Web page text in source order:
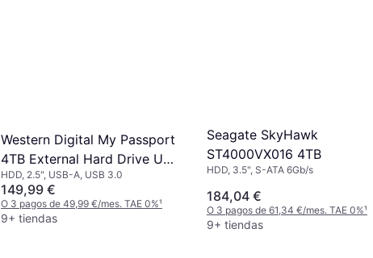
Western Digital My Passport
4TB External Hard Drive USB
3.0
HDD, 2.5", USB-A, USB 3.0
149,99 €
O 3 pagos de 49,99 €/mes. TAE 0%¹
9+ tiendas
Seagate SkyHawk
ST4000VX016 4TB
HDD, 3.5", S-ATA 6Gb/s
184,04 €
O 3 pagos de 61,34 €/mes. TAE 0%¹
9+ tiendas